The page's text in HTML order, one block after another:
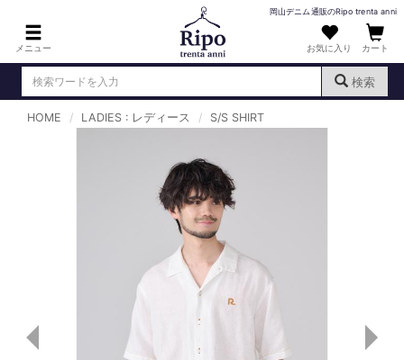
メニュー
岡山デニム通販のRipo trenta anni
お気に入り カート
検索
TOPS : トップス
T-SHIRT : Tシャツ
KNIT : ニット
HOME LADIES : レディース S/S SHIRT